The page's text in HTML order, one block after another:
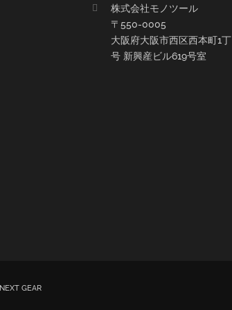
株式会社モノツール
〒550-0005
大阪府大阪市西区西本町1
号 新興産ビル619号室
NEXT GEAR